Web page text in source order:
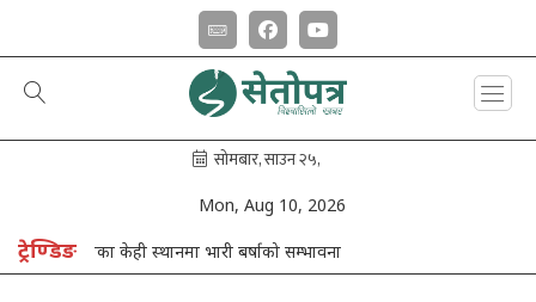
Mon, Aug 10, 2026
ट्रेण्डिङ
कोशी प्रदेशका केही स्थानमा भारी बर्षाको सम्भावना